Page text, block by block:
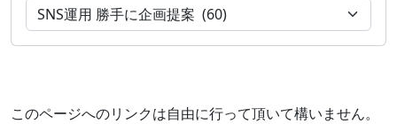
このページへのリンクは自由に行って頂いて構いません。